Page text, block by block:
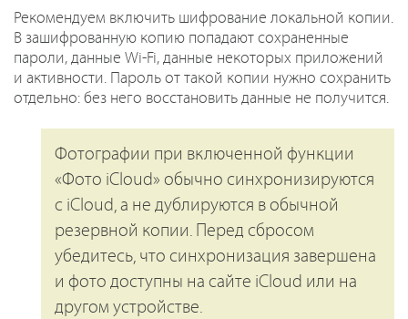
Рекомендуем включить шифрование локальной копии.
В зашифрованную копию попадают сохраненные
пароли, данные Wi-Fi, данные некоторых приложений
и активности. Пароль от такой копии нужно сохранить
отдельно: без него восстановить данные не получится.
Фотографии при включенной функции
«Фото iCloud» обычно синхронизируются
с iCloud, а не дублируются в обычной
резервной копии. Перед сбросом
убедитесь, что синхронизация завершена
и фото доступны на сайте iCloud или на
другом устройстве.